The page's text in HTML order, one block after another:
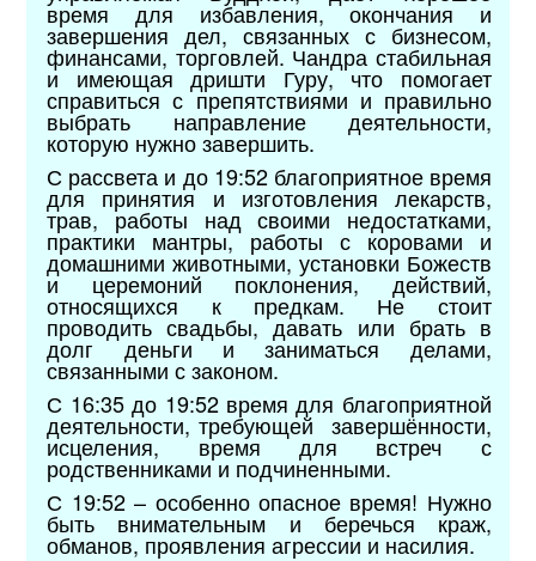
время для избавления, окончания и
завершения дел, связанных с бизнесом,
финансами, торговлей. Чандра стабильная
и имеющая дришти Гуру, что помогает
справиться с препятствиями и правильно
выбрать направление деятельности,
которую нужно завершить.
С рассвета и до 19:52 благоприятное время
для принятия и изготовления лекарств,
трав, работы над своими недостатками,
практики мантры, работы с коровами и
домашними животными, установки Божеств
и церемоний поклонения, действий,
относящихся к предкам. Не стоит
проводить свадьбы, давать или брать в
долг деньги и заниматься делами,
связанными с законом.
С 16:35 до 19:52 время для благоприятной
деятельности, требующей завершённости,
исцеления, время для встреч с
родственниками и подчиненными.
С 19:52 – особенно опасное время! Нужно
быть внимательным и беречься краж,
обманов, проявления агрессии и насилия.